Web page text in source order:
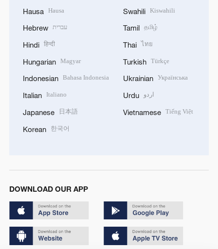
Hausa Hausa
Hebrew עברית
Hindi हिन्दी
Hungarian Magyar
Indonesian Bahasa Indonesia
Italian Italiano
Japanese 日本語
Korean 한국어
Swahili Kiswahili
Tamil தமிழ்
Thai ไทย
Turkish Türkçe
Ukrainian Українська
Urdu اردو
Vietnamese Tiếng Việt
DOWNLOAD OUR APP